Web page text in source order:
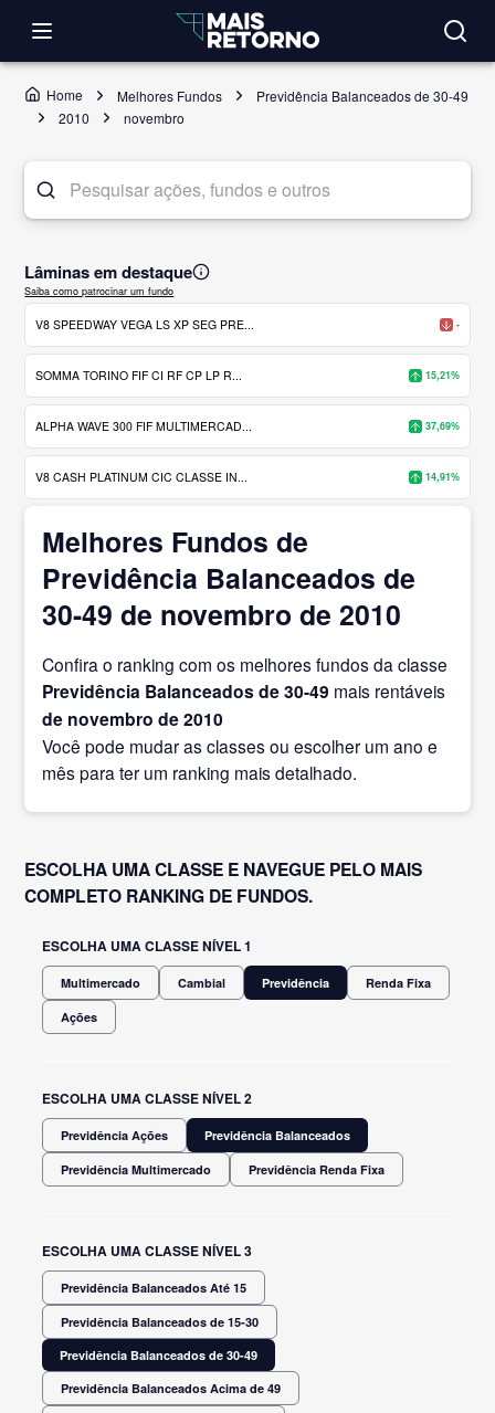
Home Melhores Fundos
Previdência Balanceados de 30-49
2010
novembro
Lâminas em destaque
Saiba como patrocinar um fundo
V8 SPEEDWAY VEGA LS XP SEG PRE... -
SOMMA TORINO FIF CI RF CP LP R... 15,21%
ALPHA WAVE 300 FIF MULTIMERCAD... 37,69%
V8 CASH PLATINUM CIC CLASSE IN... 14,91%
Melhores Fundos de
Previdência Balanceados de
30-49 de novembro de 2010
Confira o ranking com os melhores fundos da classe
Previdência Balanceados de 30-49 mais rentáveis
de novembro de 2010
Você pode mudar as classes ou escolher um ano e
mês para ter um ranking mais detalhado.
ESCOLHA UMA CLASSE E NAVEGUE PELO MAIS
COMPLETO RANKING DE FUNDOS.
ESCOLHA UMA CLASSE NÍVEL 1
Multimercado Cambial Previdência Renda Fixa
Ações
ESCOLHA UMA CLASSE NÍVEL 2
Previdência Ações Previdência Balanceados
Previdência Multimercado Previdência Renda Fixa
ESCOLHA UMA CLASSE NÍVEL 3
Previdência Balanceados Até 15
Previdência Balanceados de 15-30
Previdência Balanceados de 30-49
Previdência Balanceados Acima de 49